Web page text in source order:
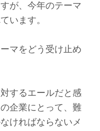
が、今年のテーマ
います。
マをどう受け止め
するエールだと感
企業にとって、難
ければならないメ